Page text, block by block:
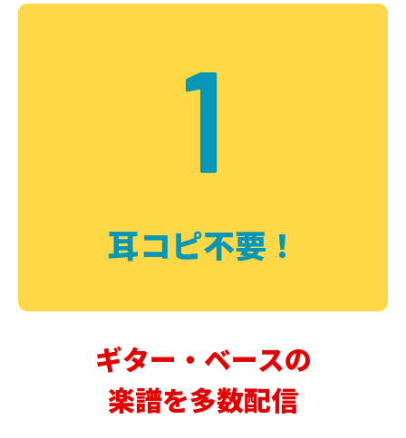
1
耳コピ不要！
ギター・ベースの
楽譜を多数配信